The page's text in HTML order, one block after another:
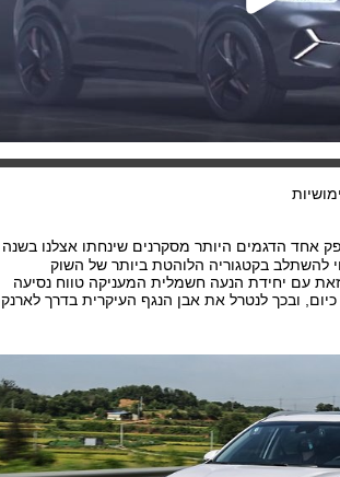
אחד הדגמים היותר מסקרנים שינחתו אצלנו בשנה
להשתלב בקטגוריה הלוהטת ביותר של השוק
עם יחידת הנעה חשמלית המעניקה טווח נסיעה
ובכך לנטרל את אבן הנגף העיקרית בדרך לארנק